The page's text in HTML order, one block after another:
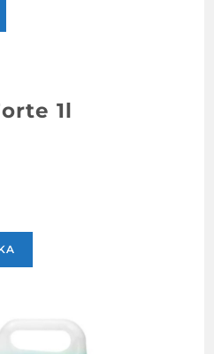
Opcje 1l